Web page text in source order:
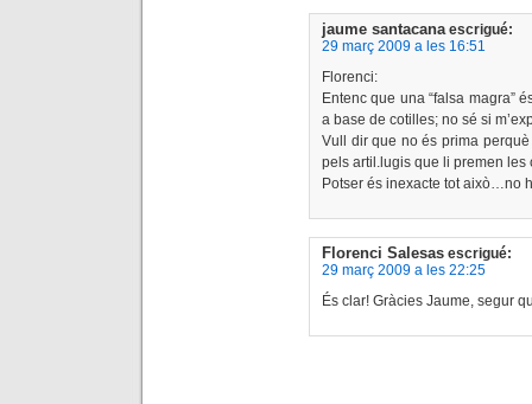
jaume santacana escrigué:
29 març 2009 a les 16:51
Florenci:
Entenc que una “falsa magra”
a base de cotilles; no sé si
Vull dir que no és prima
pels artil.lugis que li premen les
Potser és inexacte tot això…no
Florenci Salesas escrigué:
29 març 2009 a les 22:25
És clar! Gràcies Jaume, segur